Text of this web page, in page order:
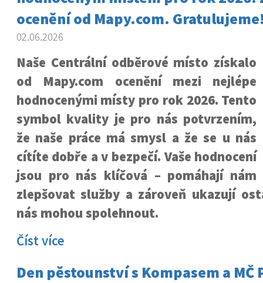
ocenění od Mapy.com.
02.06.2026
Naše Centrální odběrové místo získalo
od Mapy.com ocenění mezi nejlépe
hodnocenými místy pro rok 2026. Tento
symbol kvality je pro nás potvrzením,
že naše práce má smysl a že se u nás
cítíte dobře a v bezpečí. Vaše hodnocení
jsou pro nás klíčová – pomáhají nám
zlepšovat služby a zároveň ukazují
nás mohou spolehnout.
Číst více
Den pěstounství s Kompasem a MČ